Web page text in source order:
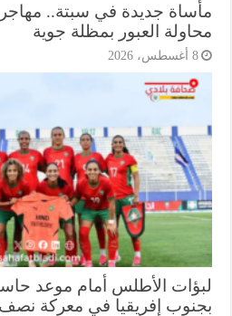
جديدة في سبتة.. مهاجر
العبور بمظلة جوية
الأطلس أمام موعد حاسم..
إفريقيا في معركة نصف نهائي